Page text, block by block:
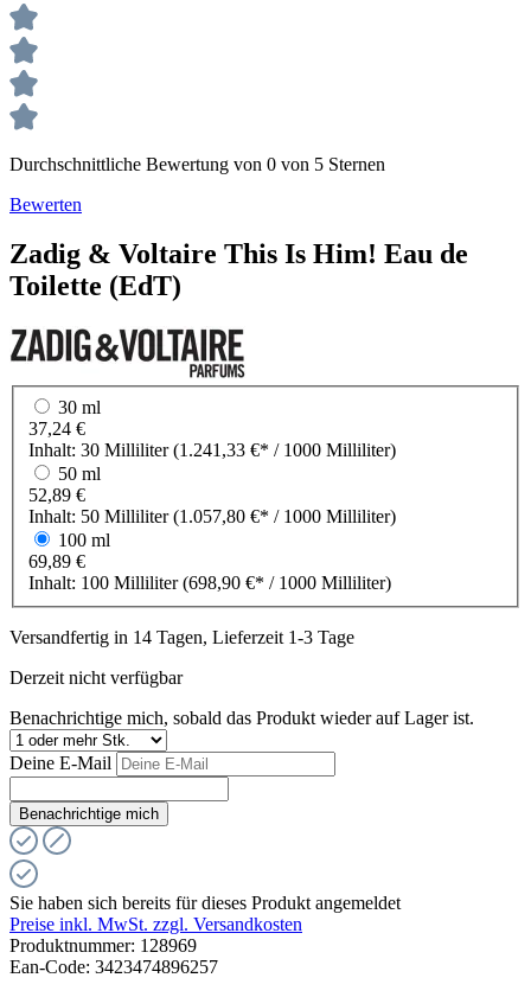
Durchschnittliche Bewertung von 0 von 5 Sternen
Bewerten
Zadig & Voltaire This Is Him! Eau de
Toilette (EdT)
30 ml
37,24 €
Inhalt: 30 Milliliter(1.241,33 €* / 1000 Milliliter)
50 ml
52,89 €
Inhalt: 50 Milliliter(1.057,80 €* / 1000 Milliliter)
100 ml
69,89 €
Inhalt: 100 Milliliter(698,90 €* / 1000 Milliliter)
Versandfertig in 14 Tagen, Lieferzeit 1-3 Tage
Derzeit nicht verfügbar
Benachrichtige mich, sobald das Produkt wieder auf Lager ist.
Deine E-Mail
Benachrichtige mich
Sie haben sich bereits für dieses Produkt angemeldet
Preise inkl. MwSt. zzgl. Versandkosten
Produktnummer: 128969
Ean-Code: 3423474896257